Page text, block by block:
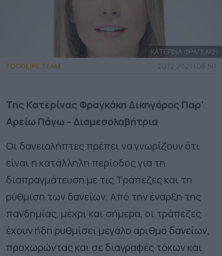
ΚΑΤΕΡΙΝΑ ΦΡΑΓΚΑΚΗ
FOODLIFE TEAM
20.12.2021 | 06:50
Της Κατερίνας Φραγκάκη Δικηγόρος Παρ’
Αρείω Πάγω – Διαμεσολαβήτρια
Οι δανειολήπτες πρέπει να γνωρίζουν ότι
είναι η κατάλληλη περίοδος για τη
διαπραγμάτευση με τις Τράπεζες και τη
ρύθμιση των δανείων. Από την έναρξη της
πανδημίας, μέχρι και σήμερα, οι τράπεζες
έχουν ήδη ρυθμίσει μεγάλο αριθμό δανείων,
προχωρώντας και σε διαγραφές τόκων και